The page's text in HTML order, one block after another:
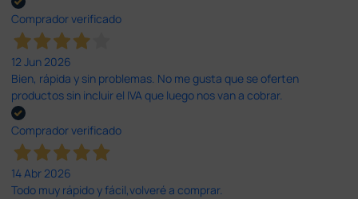
Comprador verificado
12 Jun 2026
Bien, rápida y sin problemas. No me gusta que se oferten
productos sin incluir el IVA que luego nos van a cobrar.
Comprador verificado
14 Abr 2026
Todo muy rápido y fácil,volveré a comprar.